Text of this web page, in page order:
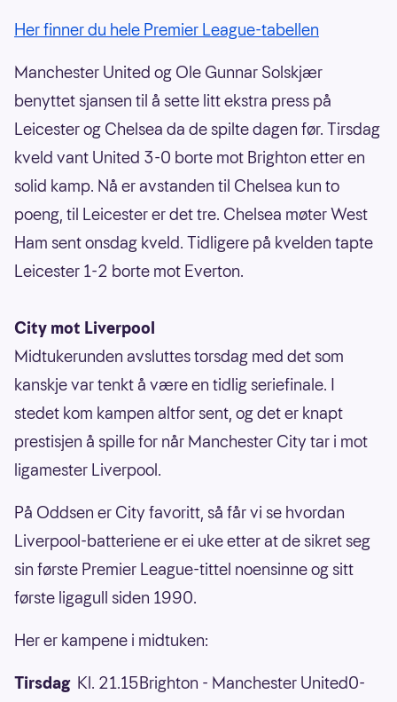
Her finner du hele Premier League-tabellen
Manchester United og Ole Gunnar Solskjær
benyttet sjansen til å sette litt ekstra press på
Leicester og Chelsea da de spilte dagen før. Tirsdag
kveld vant United 3-0 borte mot Brighton etter en
solid kamp. Nå er avstanden til Chelsea kun to
poeng, til Leicester er det tre. Chelsea møter West
Ham sent onsdag kveld. Tidligere på kvelden tapte
Leicester 1-2 borte mot Everton.
City mot Liverpool
Midtukerunden avsluttes torsdag med det som
kanskje var tenkt å være en tidlig seriefinale. I
stedet kom kampen altfor sent, og det er knapt
prestisjen å spille for når Manchester City tar i mot
ligamester Liverpool.
På Oddsen er City favoritt, så får vi se hvordan
Liverpool-batteriene er ei uke etter at de sikret seg
sin første Premier League-tittel noensinne og sitt
første ligagull siden 1990.
Her er kampene i midtuken:
TirsdagKl. 21.15Brighton - Manchester United0-